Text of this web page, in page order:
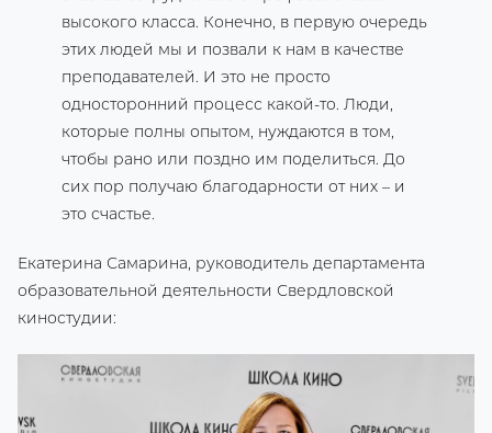
высокого класса. Конечно, в первую очередь
этих людей мы и позвали к нам в качестве
преподавателей. И это не просто
односторонний процесс какой-то. Люди,
которые полны опытом, нуждаются в том,
чтобы рано или поздно им поделиться. До
сих пор получаю благодарности от них – и
это счастье.
Екатерина Самарина, руководитель департамента
образовательной деятельности Свердловской
киностудии: